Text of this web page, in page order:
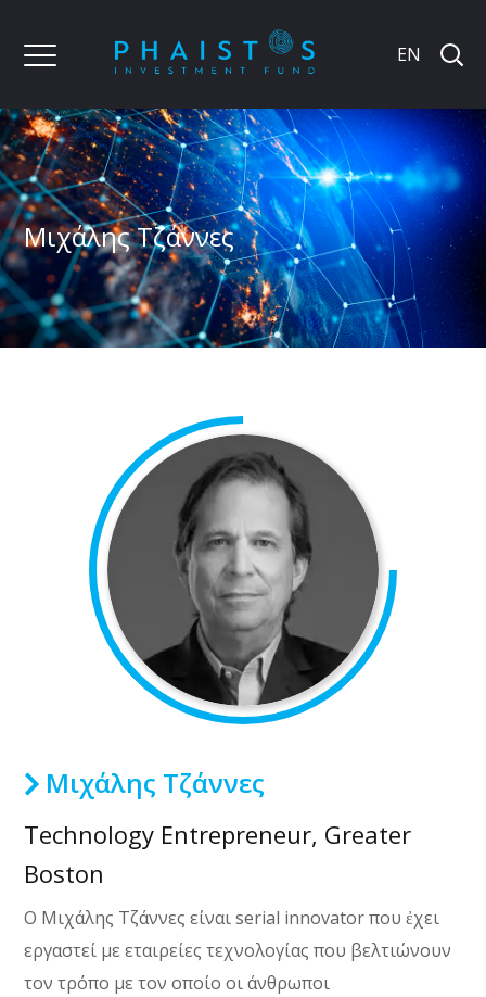
EN
Μιχάλης Τζάννες
Μιχάλης Τζάννες
Technology Entrepreneur, Greater
Boston
Ο Μιχάλης Τζάννες είναι serial innovator που ἐχει
εργαστεί με εταιρείες τεχνολογίας που βελτιώνουν
τον τρόπο με τον οποίο οι άνθρωποι